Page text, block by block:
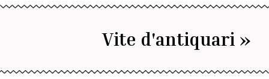
Vite d'antiquari »